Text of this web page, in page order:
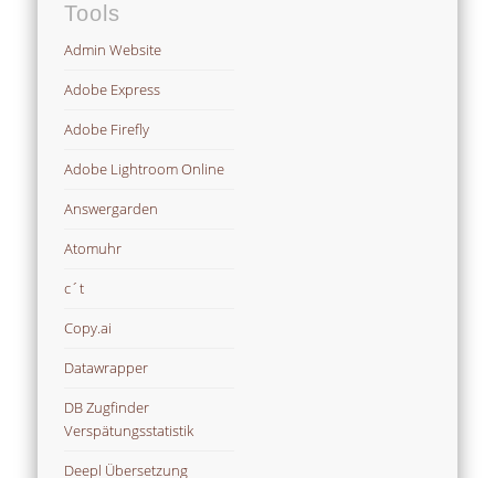
Tools
Admin Website
Adobe Express
Adobe Firefly
Adobe Lightroom Online
Answergarden
Atomuhr
c´t
Copy.ai
Datawrapper
DB Zugfinder
Verspätungsstatistik
Deepl Übersetzung